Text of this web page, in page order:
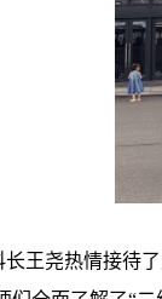
王尧热情接待